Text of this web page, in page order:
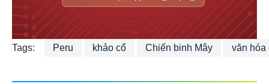
Tags: Peru khảo cổ Chiến binh Mây văn hóa